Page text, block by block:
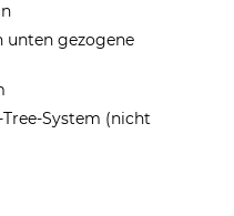
unten gezogene
System (nicht